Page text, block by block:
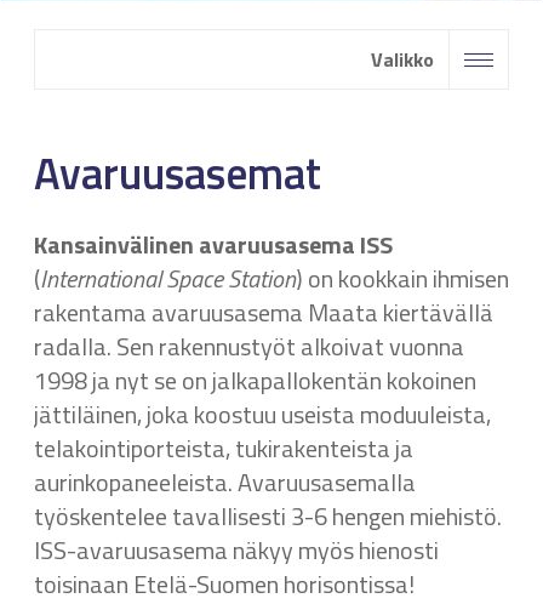
Valikko
Avaruusasemat
Kansainvälinen avaruusasema ISS
(International Space Station) on kookkain ihmisen
rakentama avaruusasema Maata kiertävällä
radalla. Sen rakennustyöt alkoivat vuonna
1998 ja nyt se on jalkapallokentän kokoinen
jättiläinen, joka koostuu useista moduuleista,
telakointiporteista, tukirakenteista ja
aurinkopaneeleista. Avaruusasemalla
työskentelee tavallisesti 3-6 hengen miehistö.
ISS-avaruusasema näkyy myös hienosti
toisinaan Etelä-Suomen horisontissa!